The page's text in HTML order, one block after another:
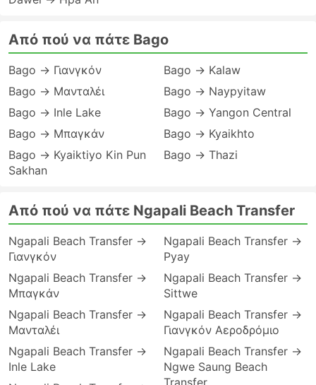
Από πού να πάτε Bago
Bago → Γιανγκόν
Bago → Μανταλέι
Bago → Inle Lake
Bago → Μπαγκάν
Bago → Kyaiktiyo Kin Pun
Sakhan
Bago → Kalaw
Bago → Naypyitaw
Bago → Yangon Central
Bago → Kyaikhto
Bago → Thazi
Από πού να πάτε Ngapali Beach Transfer
Ngapali Beach Transfer →
Γιανγκόν
Ngapali Beach Transfer →
Μπαγκάν
Ngapali Beach Transfer →
Μανταλέι
Ngapali Beach Transfer →
Inle Lake
Ngapali Beach Transfer →
Pyay
Ngapali Beach Transfer →
Sittwe
Ngapali Beach Transfer →
Γιανγκόν Αεροδρόμιο
Ngapali Beach Transfer →
Ngwe Saung Beach
Transfer